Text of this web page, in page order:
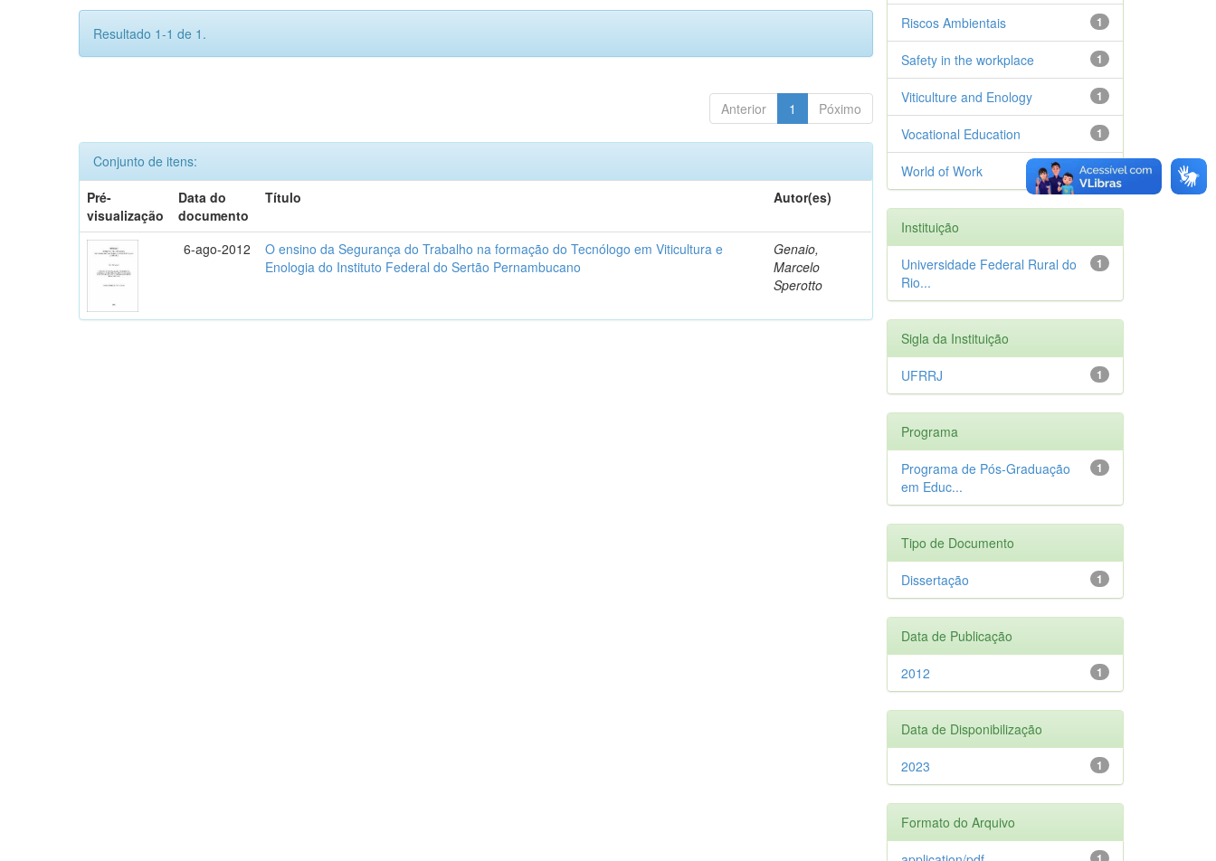
Resultado 1-1 de 1.
Anterior 1 Póximo
Conjunto de itens:
Pré-
visualização
Data do
documento
Título Autor(es)
6-ago-2012
O ensino da Segurança do Trabalho na formação do Tecnólogo em Viticultura e
Enologia do Instituto Federal do Sertão Pernambucano
Genaio,
Marcelo
Sperotto
1
Riscos Ambientais
1
Safety in the workplace
1
Viticulture and Enology
1
Vocational Education
1
World of Work
Instituição
1
Universidade Federal Rural do
Rio...
Sigla da Instituição
1
UFRRJ
Programa
1
Programa de Pós-Graduação
em Educ...
Tipo de Documento
1
Dissertação
Data de Publicação
1
2012
Data de Disponibilização
1
2023
Formato do Arquivo